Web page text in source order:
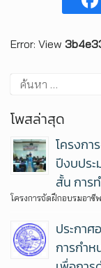
Error: View
โพสล่าสุด
โครงกา
ปีงบปร
สั้น การ
โครงการจัดฝึกอบรมอา
ประกาศ
การกำ